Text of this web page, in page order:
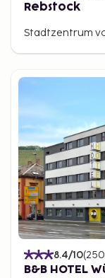
Rebstock
Stadtzentrum
8.4/10(250
B&B HOTEL